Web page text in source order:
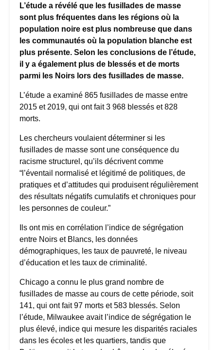
L’étude a révélé que les fusillades de masse
sont plus fréquentes dans les régions où la
population noire est plus nombreuse que dans
les communautés où la population blanche est
plus présente. Selon les conclusions de l’étude,
il y a également plus de blessés et de morts
parmi les Noirs lors des fusillades de masse.
L’étude a examiné 865 fusillades de masse entre
2015 et 2019, qui ont fait 3 968 blessés et 828
morts.
Les chercheurs voulaient déterminer si les
fusillades de masse sont une conséquence du
racisme structurel, qu’ils décrivent comme
“l’éventail normalisé et légitimé de politiques, de
pratiques et d’attitudes qui produisent régulièrement
des résultats négatifs cumulatifs et chroniques pour
les personnes de couleur.”
Ils ont mis en corrélation l’indice de ségrégation
entre Noirs et Blancs, les données
démographiques, les taux de pauvreté, le niveau
d’éducation et les taux de criminalité.
Chicago a connu le plus grand nombre de
fusillades de masse au cours de cette période, soit
141, qui ont fait 97 morts et 583 blessés. Selon
l’étude, Milwaukee avait l’indice de ségrégation le
plus élevé, indice qui mesure les disparités raciales
dans les écoles et les quartiers, tandis que